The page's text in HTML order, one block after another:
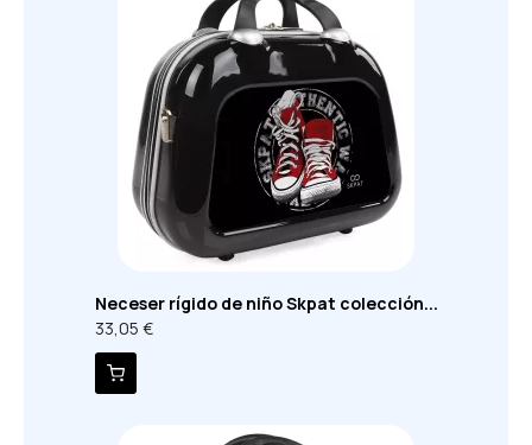
Neceser rígido de niño Skpat colección...
33,05 €